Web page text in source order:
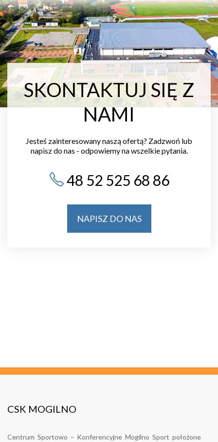
SKONTAKTUJ SIĘ Z
NAMI
Jesteś zainteresowany naszą ofertą? Zadzwoń lub
napisz do nas - odpowiemy na wszelkie pytania.
48 52 525 68 86
NAPISZ DO NAS
CSK MOGILNO
Centrum Sportowo – Konferencyjne Mogilno Sport położone